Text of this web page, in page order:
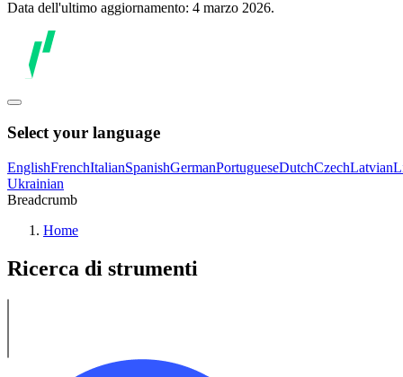
Data dell'ultimo aggiornamento: 4 marzo 2026.
Select your language
EnglishFrenchItalianSpanishGermanPortugueseDutchCzechLatvian
Ukrainian
Breadcrumb
Home
Ricerca di strumenti